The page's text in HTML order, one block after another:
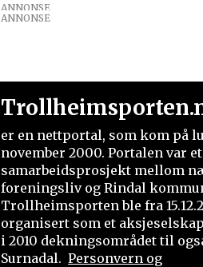
ANNONSE
ANNONSE
er en nettportal, som kom på
november 2000. Portalen var et
samarbeidsprosjekt mellom
foreningsliv og Rindal
Trollheimsporten ble fra
organisert som et
i 2010 dekningsområdet til
Surnadal.Personvern og